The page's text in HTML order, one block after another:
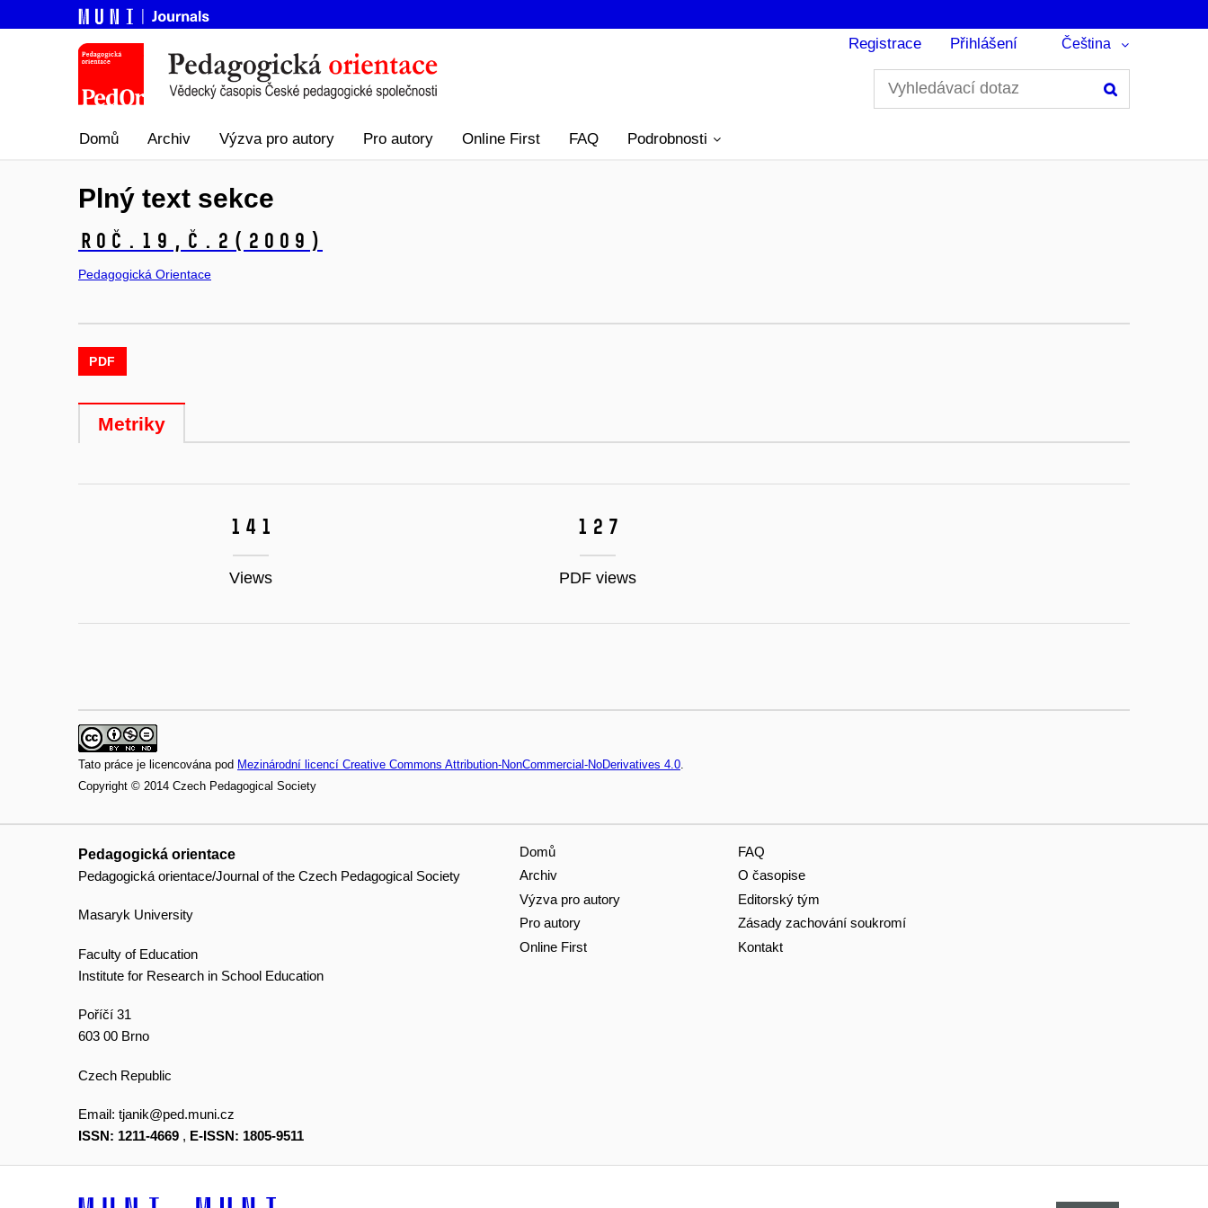
Registrace Přihlášení Čeština
Domů Archiv Výzva pro autory Pro autory Online First FAQ Podrobnosti
Plný text sekce
Roč.19, č.2 (2009)
Pedagogická Orientace
PDF
Metriky
141
Views
127
PDF views
Tato práce je licencována pod Mezinárodní licencí Creative Commons Attribution-NonCommercial-NoDerivatives 4.0.
Copyright © 2014 Czech Pedagogical Society
Pedagogická orientace
Pedagogická orientace/Journal of the Czech Pedagogical Society
Masaryk University
Faculty of Education
Institute for Research in School Education
Poříčí 31
603 00 Brno
Czech Republic
Email: tjanik@ped.muni.cz
ISSN: 1211-4669 , E-ISSN: 1805-9511
Domů
Archiv
Výzva pro autory
Pro autory
Online First
FAQ
O časopise
Editorský tým
Zásady zachování soukromí
Kontakt